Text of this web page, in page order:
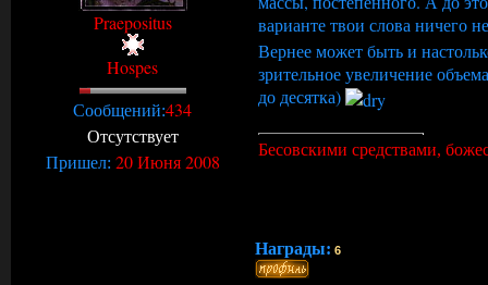
Praepositus
Hospes
Сообщений:434
Отсутствует
Пришел: 20 Июня 2008
варианте твои слова ничего
Вернее может быть и
зрительное увеличение
до десятка)
Бесовскими средствами,
Награды: 6